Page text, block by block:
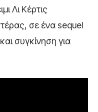
Λι Κέρτις
σε ένα sequel
συγκίνηση για